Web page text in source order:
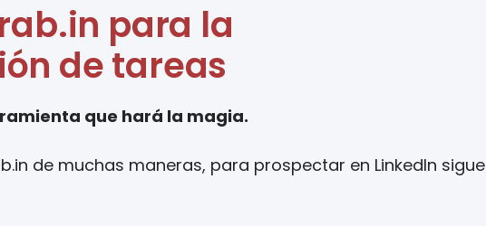
para la
de tareas
que hará la magia.
de muchas maneras, para prospectar en LinkedIn sigue